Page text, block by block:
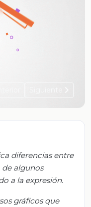
diferencias entre
de algunos
a la expresión.
gráficos que